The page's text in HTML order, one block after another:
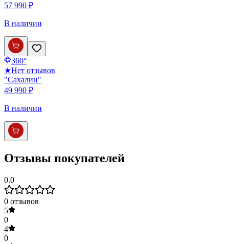
57 990 ₽
В наличии
360°
★Нет отзывов
"Сахалин"
49 990 ₽
В наличии
Отзывы покупателей
0.0
0 отзывов
5
0
4
0